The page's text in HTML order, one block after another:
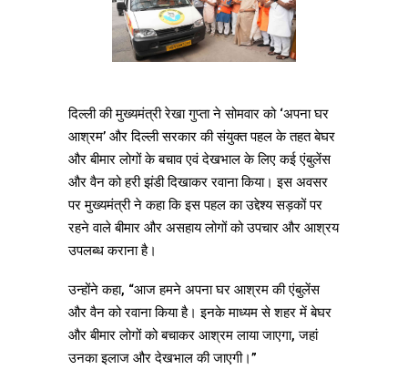
दिल्ली की मुख्यमंत्री रेखा गुप्ता ने सोमवार को ‘अपना घर
आश्रम’ और दिल्ली सरकार की संयुक्त पहल के तहत बेघर
और बीमार लोगों के बचाव एवं देखभाल के लिए कई एंबुलेंस
और वैन को हरी झंडी दिखाकर रवाना किया। इस अवसर
पर मुख्यमंत्री ने कहा कि इस पहल का उद्देश्य सड़कों पर
रहने वाले बीमार और असहाय लोगों को उपचार और आश्रय
उपलब्ध कराना है।
उन्होंने कहा, “आज हमने अपना घर आश्रम की एंबुलेंस
और वैन को रवाना किया है। इनके माध्यम से शहर में बेघर
और बीमार लोगों को बचाकर आश्रम लाया जाएगा, जहां
उनका इलाज और देखभाल की जाएगी।”